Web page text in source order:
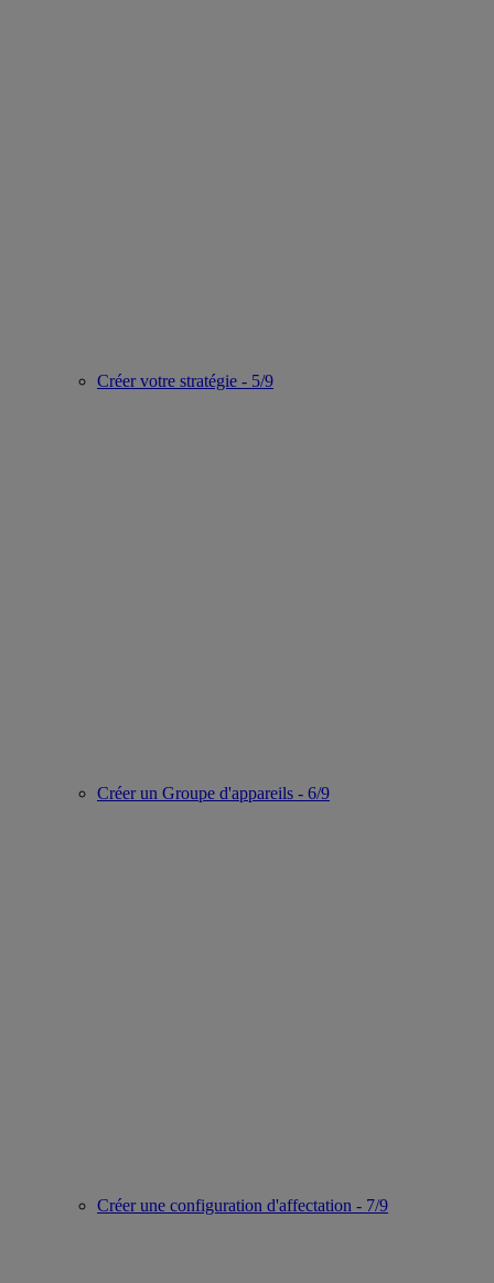
Créer votre stratégie - 5/9
Créer un Groupe d'appareils - 6/9
Créer une configuration d'affectation - 7/9